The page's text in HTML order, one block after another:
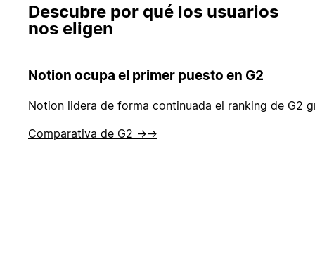
Descubre por qué los usuarios
nos eligen
Notion ocupa el primer puesto en G2
Notion lidera de forma continuada el ranking de G2
Comparativa de G2 →→